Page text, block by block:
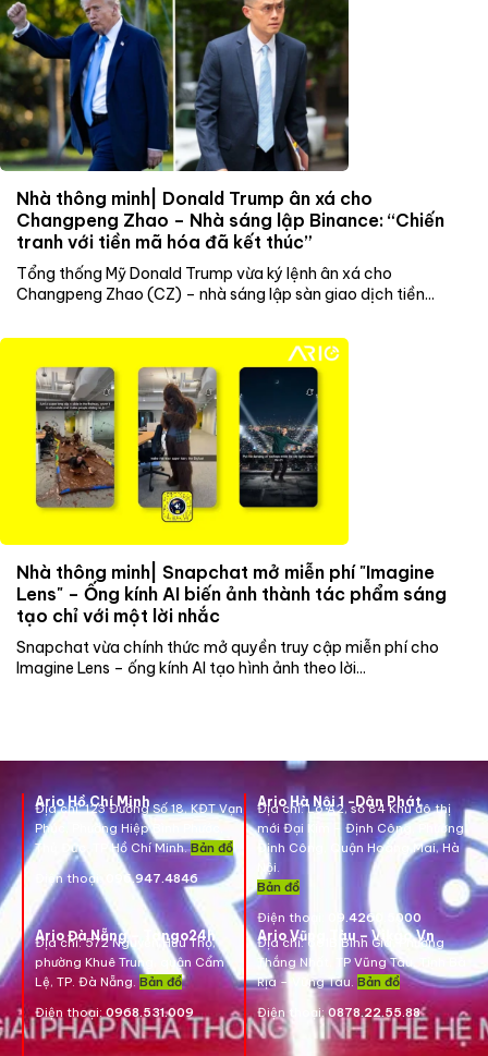
Nhà thông minh| Donald Trump ân xá cho
Changpeng Zhao – Nhà sáng lập Binance: “Chiến
tranh với tiền mã hóa đã kết thúc”
Tổng thống Mỹ Donald Trump vừa ký lệnh ân xá cho
Changpeng Zhao (CZ) – nhà sáng lập sàn giao dịch tiền...
Nhà thông minh| Snapchat mở miễn phí "Imagine
Lens" – Ống kính AI biến ảnh thành tác phẩm sáng
tạo chỉ với một lời nhắc
Snapchat vừa chính thức mở quyền truy cập miễn phí cho
Imagine Lens – ống kính AI tạo hình ảnh theo lời...
Ario Hồ Chí Minh
Địa chỉ:123 Đường Số 18, KĐT Vạn
Phúc, Phường Hiệp Bình Phước,
Thủ Đức, TP Hồ Chí Minh.Bản đồ
Điện thoại:
096.947.4846
Ario Hà Nội 1 -Dân Phát
Địa chỉ:Lô A2, số 84 Khu đô thị
mới Đại Kim – Định Công, Phường
Định Công, Quận Hoàng Mai, Hà
Nội.
Bản đồ
Điện thoại:
09.4260.5000
Ario Đà Nẵng – Tango24h
Địa chỉ: 572 Nguyễn Hữu Thọ,
phường Khuê Trung, quận Cẩm
Lệ, TP. Đà Nẵng.Bản đồ
Điện thoại:0968.531.009
Ario Vũng Tàu – Vikgo.Vn
Địa chỉ:661B Bình Giã, Phường
Thắng Nhất, TP Vũng Tàu, Tỉnh Bà
Rịa – Vũng Tàu. Bản đồ
Điện thoại:0878.22.55.88